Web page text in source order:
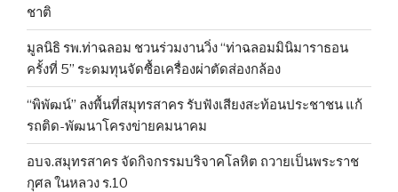
ชาติ
มูลนิธิ รพ.ท่าฉลอม ชวนร่วมงานวิ่ง “ท่าฉลอมมินิมาราธอน
ครั้งที่ 5” ระดมทุนจัดซื้อเครื่องผ่าตัดส่องกล้อง
“พิพัฒน์” ลงพื้นที่สมุทรสาคร รับฟังเสียงสะท้อนประชาชน แก้
รถติด-พัฒนาโครงข่ายคมนาคม
อบจ.สมุทรสาคร จัดกิจกรรมบริจาคโลหิต ถวายเป็นพระราช
กุศล ในหลวง ร.10